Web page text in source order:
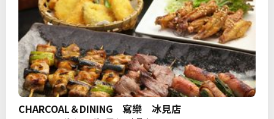
CHARCOAL＆DINING 寫樂 冰見店